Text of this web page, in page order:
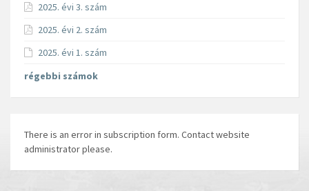
2025. évi 3. szám
2025. évi 2. szám
2025. évi 1. szám
régebbi számok
There is an error in subscription form. Contact website
administrator please.